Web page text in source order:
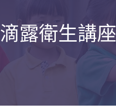
滴露衛生講座